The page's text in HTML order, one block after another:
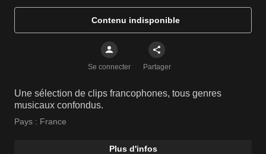
Contenu indisponible
Se connecter Partager
Une sélection de clips francophones, tous genres
musicaux confondus.
Pays : France
Plus d'infos